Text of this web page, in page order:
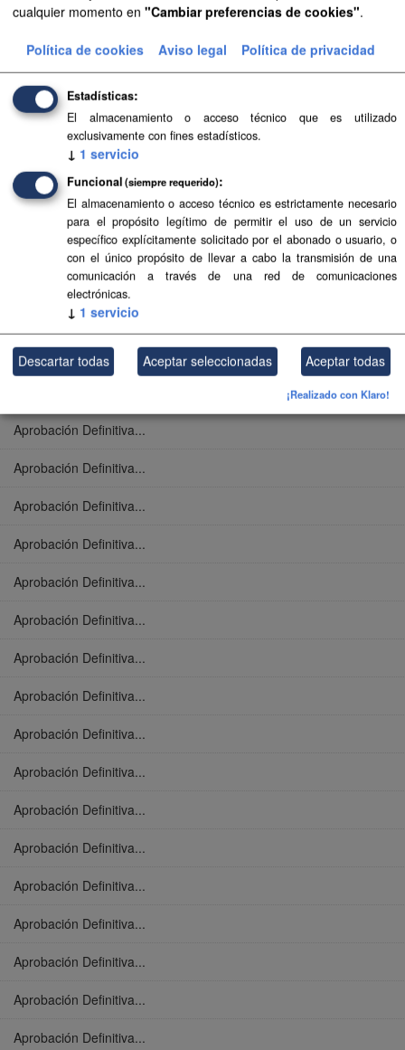
Aprobación Definitiva...
Aprobación Definitiva...
Aprobación Definitiva...
Aprobación Definitiva...
Aprobación Definitiva...
Aprobación Definitiva...
Aprobación Definitiva...
Aprobación Definitiva...
Aprobación Definitiva...
Aprobación Definitiva...
Aprobación Definitiva...
Aprobación Definitiva...
Aprobación Definitiva...
Aprobación Definitiva...
Aprobación Definitiva...
Aprobación Definitiva...
Aprobación Definitiva...
Aprobación Definitiva...
Aprobación Definitiva...
Aprobación Definitiva...
Aprobación Definitiva...
Aprobación Definitiva...
Aprobación Definitiva...
Aprobación Definitiva...
Aprobación Definitiva...
Aprobación Definitiva...
Aprobación Definitiva...
cualquier momento en "Cambiar preferencias de cookies".
Política de cookies Aviso legal Política de privacidad
Estadísticas
El almacenamiento o acceso técnico que es utilizado
exclusivamente con fines estadísticos.
↓ 1 servicio
Funcional (siempre requerido)
El almacenamiento o acceso técnico es estrictamente necesario
para el propósito legítimo de permitir el uso de un servicio
específico explícitamente solicitado por el abonado o usuario, o
con el único propósito de llevar a cabo la transmisión de una
comunicación a través de una red de comunicaciones
electrónicas.
↓ 1 servicio
Descartar todas Aceptar seleccionadas Aceptar todas
¡Realizado con Klaro!